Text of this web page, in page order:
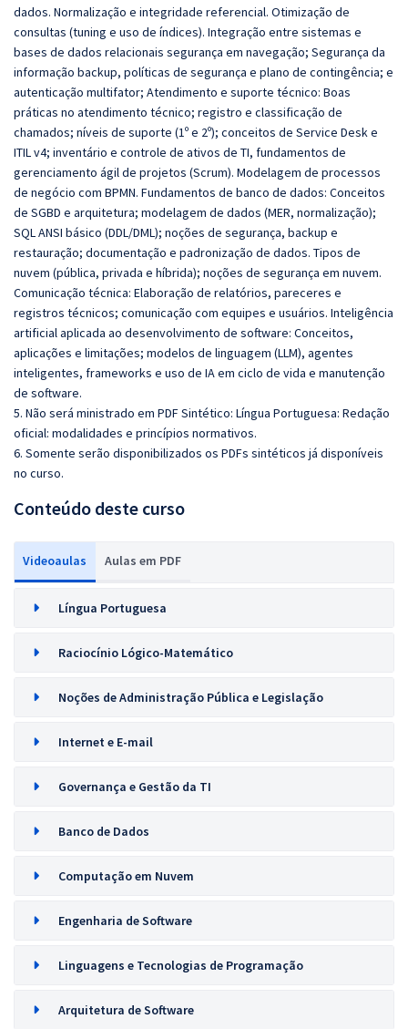
dados. Normalização e integridade referencial. Otimização de
consultas (tuning e uso de índices). Integração entre sistemas e
bases de dados relacionais segurança em navegação; Segurança da
informação backup, políticas de segurança e plano de contingência; e
autenticação multifator; Atendimento e suporte técnico: Boas
práticas no atendimento técnico; registro e classificação de
chamados; níveis de suporte (1º e 2º); conceitos de Service Desk e
ITIL v4; inventário e controle de ativos de TI, fundamentos de
gerenciamento ágil de projetos (Scrum). Modelagem de processos
de negócio com BPMN. Fundamentos de banco de dados: Conceitos
de SGBD e arquitetura; modelagem de dados (MER, normalização);
SQL ANSI básico (DDL/DML); noções de segurança, backup e
restauração; documentação e padronização de dados. Tipos de
nuvem (pública, privada e híbrida); noções de segurança em nuvem.
Comunicação técnica: Elaboração de relatórios, pareceres e
registros técnicos; comunicação com equipes e usuários. Inteligência
artificial aplicada ao desenvolvimento de software: Conceitos,
aplicações e limitações; modelos de linguagem (LLM), agentes
inteligentes, frameworks e uso de IA em ciclo de vida e manutenção
de software.
5. Não será ministrado em PDF Sintético: Língua Portuguesa: Redação
oficial: modalidades e princípios normativos.
6. Somente serão disponibilizados os PDFs sintéticos já disponíveis
no curso.
Conteúdo deste curso
Videoaulas Aulas em PDF
Língua Portuguesa
Raciocínio Lógico-Matemático
Noções de Administração Pública e Legislação
Internet e E-mail
Governança e Gestão da TI
Banco de Dados
Computação em Nuvem
Engenharia de Software
Linguagens e Tecnologias de Programação
Arquitetura de Software